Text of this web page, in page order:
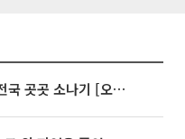
35도 안팎 무더위 이어져…전국 곳곳 소나기 [오늘 날씨]